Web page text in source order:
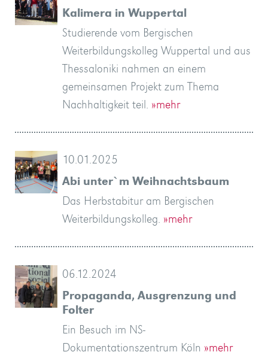
Kalimera in Wuppertal
Studierende vom Bergischen
Weiterbildungskolleg Wuppertal und aus
Thessaloniki nahmen an einem
gemeinsamen Projekt zum Thema
Nachhaltigkeit teil. »mehr
10.01.2025
Abi unter`m Weihnachtsbaum
Das Herbstabitur am Bergischen
Weiterbildungskolleg. »mehr
06.12.2024
Propaganda, Ausgrenzung und
Folter
Ein Besuch im NS-
Dokumentationszentrum Köln »mehr